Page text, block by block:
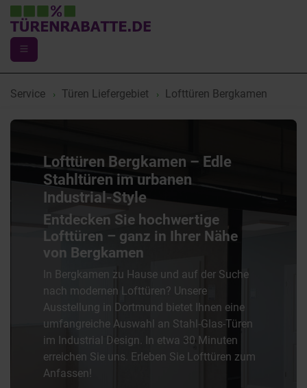
Service Türen Liefergebiet Lofttüren Bergkamen
Lofttüren Bergkamen – Edle
Stahltüren im urbanen
Industrial-Style
Entdecken Sie hochwertige
Lofttüren – ganz in Ihrer Nähe
von Bergkamen
In Bergkamen zu Hause und auf der Suche
nach modernen Lofttüren? Unsere
Ausstellung in Dortmund bietet Ihnen eine
umfangreiche Auswahl an Stahl-Glas-Türen
im Industrial Design. In etwa 30 Minuten
erreichen Sie uns. Erleben Sie Lofttüren zum
Anfassen!